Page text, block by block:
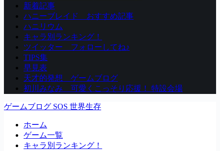
新着記事
ハニーブレイド おすすめ記事
ハニリウム
キャラ別ランキング！
ツイッター フォローしてね♪
TIPS集
早見表
天才的発想 ゲームブログ
初川みなみ 可愛くこっそり応援！ 特設会場
ゲームブログ SOS 世界生存
ホーム
ゲーム一覧
キャラ別ランキング！